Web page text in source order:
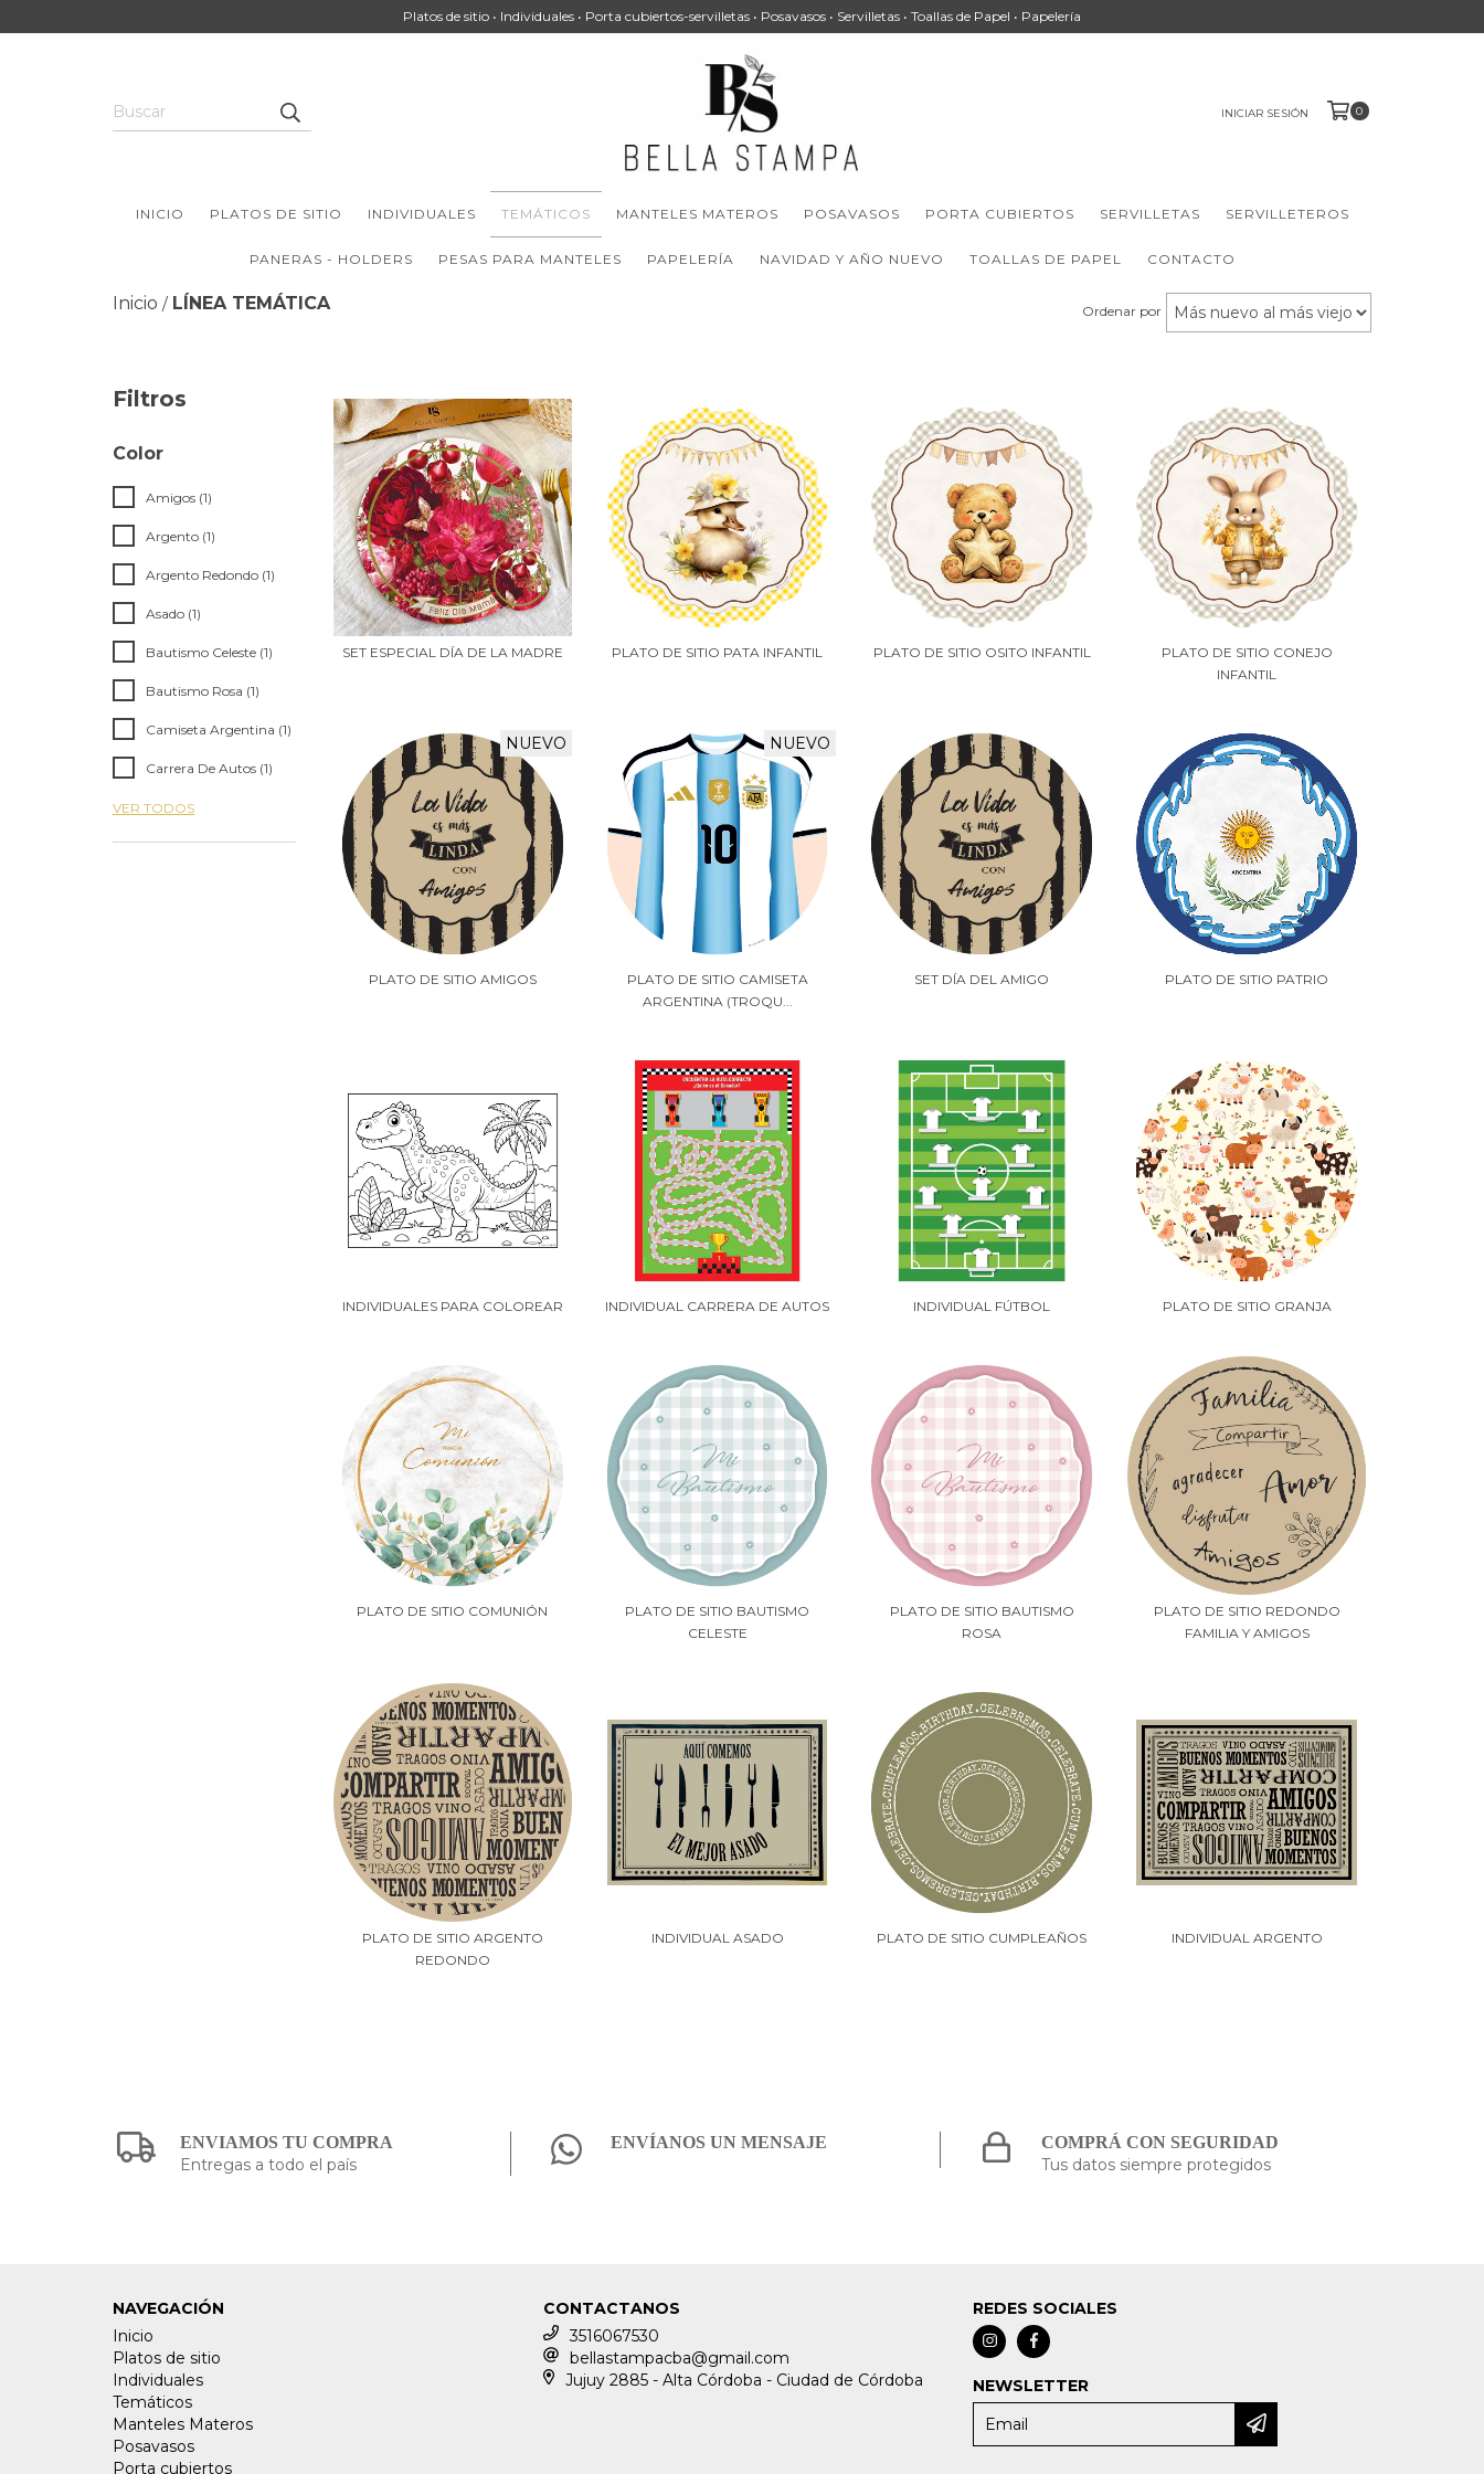
Platos de sitio • Individuales • Porta cubiertos-servilletas • Posavasos • Servilletas • Toallas de Papel • Papelería
INICIAR SESIÓN 0
INICIO PLATOS DE SITIO INDIVIDUALES TEMÁTICOS MANTELES MATEROS POSAVASOS PORTA CUBIERTOS SERVILLETAS SERVILLETEROS
PANERAS - HOLDERS PESAS PARA MANTELES PAPELERÍA NAVIDAD Y AÑO NUEVO TOALLAS DE PAPEL CONTACTO
Inicio / LÍNEA TEMÁTICA Ordenar por
Filtros
Color
Amigos (1)
Argento (1)
Argento Redondo (1)
Asado (1)
Bautismo Celeste (1)
Bautismo Rosa (1)
Camiseta Argentina (1)
Carrera De Autos (1)
VER TODOS
SET ESPECIAL DÍA DE LA MADRE PLATO DE SITIO PATA INFANTIL PLATO DE SITIO OSITO INFANTIL
PLATO DE SITIO CONEJO
INFANTIL
NUEVO
PLATO DE SITIO AMIGOS
NUEVO
PLATO DE SITIO CAMISETA
ARGENTINA (TROQU...
SET DÍA DEL AMIGO PLATO DE SITIO PATRIO
INDIVIDUALES PARA COLOREAR INDIVIDUAL CARRERA DE AUTOS INDIVIDUAL FÚTBOL PLATO DE SITIO GRANJA
PLATO DE SITIO COMUNIÓN
PLATO DE SITIO BAUTISMO
CELESTE
PLATO DE SITIO BAUTISMO
ROSA
PLATO DE SITIO REDONDO
FAMILIA Y AMIGOS
PLATO DE SITIO ARGENTO
REDONDO
INDIVIDUAL ASADO PLATO DE SITIO CUMPLEAÑOS INDIVIDUAL ARGENTO
ENVIAMOS TU COMPRA
Entregas a todo el país
ENVÍANOS UN MENSAJE COMPRÁ CON SEGURIDAD
Tus datos siempre protegidos
NAVEGACIÓN
Inicio
Platos de sitio
Individuales
Temáticos
Manteles Materos
Posavasos
Porta cubiertos
CONTACTANOS
3516067530
bellastampacba@gmail.com
Jujuy 2885 - Alta Córdoba - Ciudad de Córdoba
REDES SOCIALES
NEWSLETTER